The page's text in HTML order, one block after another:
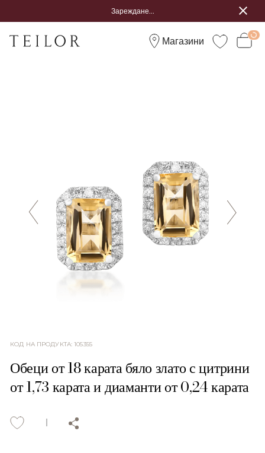
Зареждане...
Магазини
КОД НА ПРОДУКТА:105355
Обеци от 18 карата бяло злато с цитрини
от 1,73 карата и диаманти от 0,24 карата